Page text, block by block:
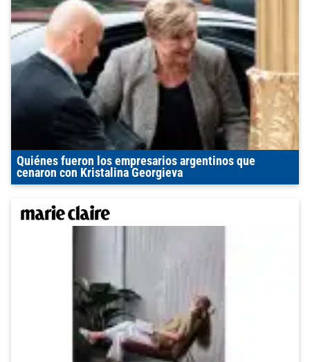
Quiénes fueron los empresarios argentinos que
cenaron con Kristalina Georgieva